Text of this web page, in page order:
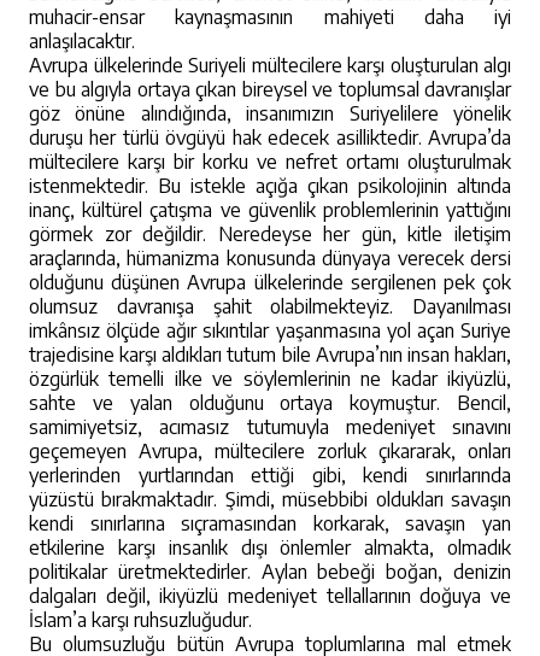
muhacir-ensar kaynaşmasının mahiyeti daha iyi
anlaşılacaktır.
Avrupa ülkelerinde Suriyeli mültecilere karşı oluşturulan algı
ve bu algıyla ortaya çıkan bireysel ve toplumsal davranışlar
göz önüne alındığında, insanımızın Suriyelilere yönelik
duruşu her türlü övgüyü hak edecek asilliktedir. Avrupa’da
mültecilere karşı bir korku ve nefret ortamı oluşturulmak
istenmektedir. Bu istekle açığa çıkan psikolojinin altında
inanç, kültürel çatışma ve güvenlik problemlerinin yattığını
görmek zor değildir. Neredeyse her gün, kitle iletişim
araçlarında, hümanizma konusunda dünyaya verecek dersi
olduğunu düşünen Avrupa ülkelerinde sergilenen pek çok
olumsuz davranışa şahit olabilmekteyiz. Dayanılması
imkânsız ölçüde ağır sıkıntılar yaşanmasına yol açan Suriye
trajedisine karşı aldıkları tutum bile Avrupa’nın insan hakları,
özgürlük temelli ilke ve söylemlerinin ne kadar ikiyüzlü,
sahte ve yalan olduğunu ortaya koymuştur. Bencil,
samimiyetsiz, acımasız tutumuyla medeniyet sınavını
geçemeyen Avrupa, mültecilere zorluk çıkararak, onları
yerlerinden yurtlarından ettiği gibi, kendi sınırlarında
yüzüstü bırakmaktadır. Şimdi, müsebbibi oldukları savaşın
kendi sınırlarına sıçramasından korkarak, savaşın yan
etkilerine karşı insanlık dışı önlemler almakta, olmadık
politikalar üretmektedirler. Aylan bebeği boğan, denizin
dalgaları değil, ikiyüzlü medeniyet tellallarının doğuya ve
İslam’a karşı ruhsuzluğudur.
Bu olumsuzluğu bütün Avrupa toplumlarına mal etmek